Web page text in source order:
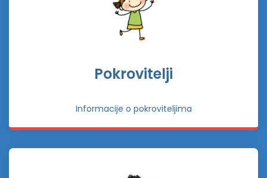
Pokrovitelji
Informacije o pokroviteljima